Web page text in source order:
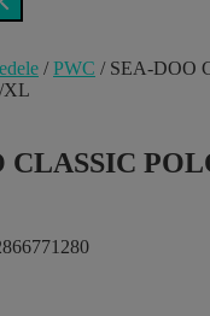
/PWC / SEA-DOO
XL
CLASSIC